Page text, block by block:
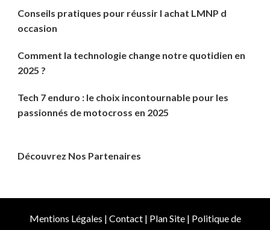
Conseils pratiques pour réussir l achat LMNP d
occasion
Comment la technologie change notre quotidien en
2025 ?
Tech 7 enduro : le choix incontournable pour les
passionnés de motocross en 2025
Découvrez Nos Partenaires
Mentions Légales | Contact| Plan Site| Politique de